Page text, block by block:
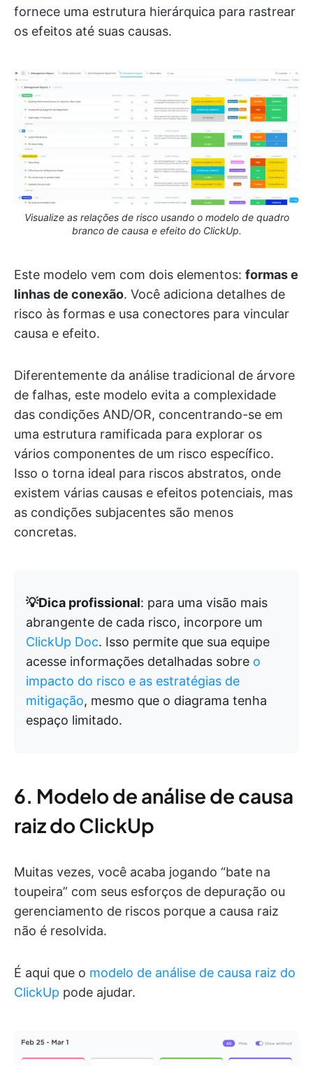
fornece uma estrutura hierárquica para rastrear
os efeitos até suas causas.
Visualize as relações de risco usando o modelo de quadro
branco de causa e efeito do ClickUp.
Este modelo vem com dois elementos: formas e
linhas de conexão. Você adiciona detalhes de
risco às formas e usa conectores para vincular
causa e efeito.
Diferentemente da análise tradicional de árvore
de falhas, este modelo evita a complexidade
das condições AND/OR, concentrando-se em
uma estrutura ramificada para explorar os
vários componentes de um risco específico.
Isso o torna ideal para riscos abstratos, onde
existem várias causas e efeitos potenciais, mas
as condições subjacentes são menos
concretas.
💡Dica profissional: para uma visão mais
abrangente de cada risco, incorpore um
ClickUp Doc. Isso permite que sua equipe
acesse informações detalhadas sobre o
impacto do risco e as estratégias de
mitigação, mesmo que o diagrama tenha
espaço limitado.
6. Modelo de análise de causa
raiz do ClickUp
Muitas vezes, você acaba jogando “bate na
toupeira” com seus esforços de depuração ou
gerenciamento de riscos porque a causa raiz
não é resolvida.
É aqui que o modelo de análise de causa raiz do
ClickUp pode ajudar.